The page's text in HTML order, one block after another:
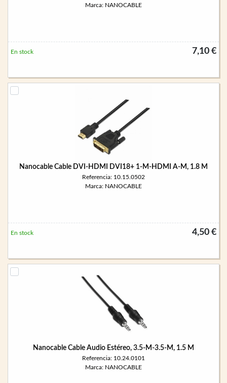
Marca: NANOCABLE
7,10 €
En stock
Nanocable Cable DVI-HDMI DVI18+ 1-M-HDMI A-M, 1.8 M
Referencia: 10.15.0502
Marca: NANOCABLE
4,50 €
En stock
Nanocable Cable Audio Estéreo, 3.5-M-3.5-M, 1.5 M
Referencia: 10.24.0101
Marca: NANOCABLE